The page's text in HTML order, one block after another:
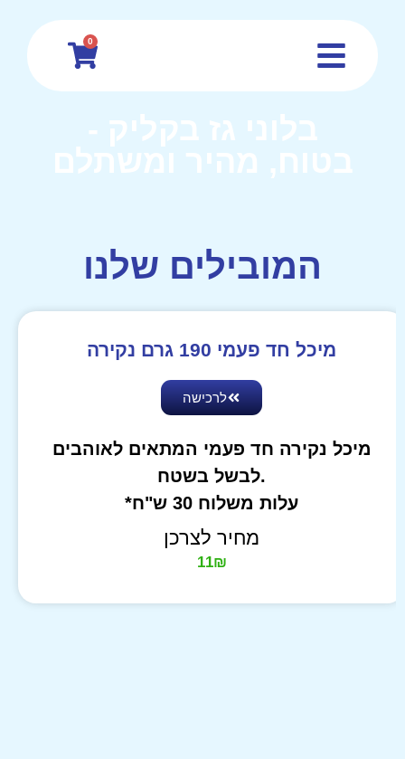
0
בלוני גז בקליק -
בטוח, מהיר ומשתלם
המובילים שלנו
מיכל חד פעמי 190 גרם נקירה
לרכישה
מיכל נקירה חד פעמי המתאים לאוהבים
*עלות משלוח 30 ש"ח
מחיר לצרכן
11₪